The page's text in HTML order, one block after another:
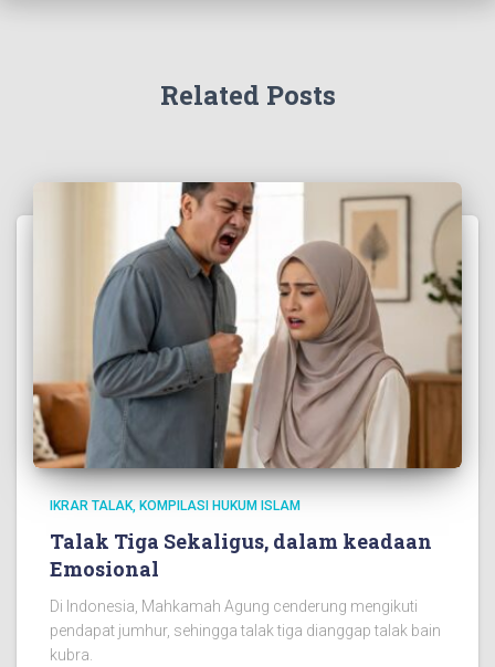
Related Posts
IKRAR TALAK KOMPILASI HUKUM ISLAM
Talak Tiga Sekaligus, dalam keadaan
Emosional
Di Indonesia, Mahkamah Agung cenderung mengikuti
pendapat jumhur, sehingga talak tiga dianggap talak bain
kubra.